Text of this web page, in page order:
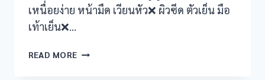
panel
Panel
เหนื่อยง่าย หน้ามืด เวียนหัว❌ ผิวซีด ตัวเย็น มือ
เท้าเย็น❌…
READ MORE5